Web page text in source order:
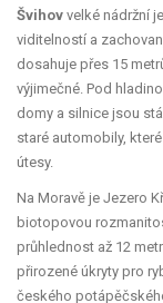
Švihov velké nádržní
viditelností a
dosahuje přes 15
výjimečné. Pod
domy a silnice jsou
staré automobily,
útesy.
Na Moravě je Jezero
biotopovou
průhlednost až 12
přirozené úkryty pro
českého